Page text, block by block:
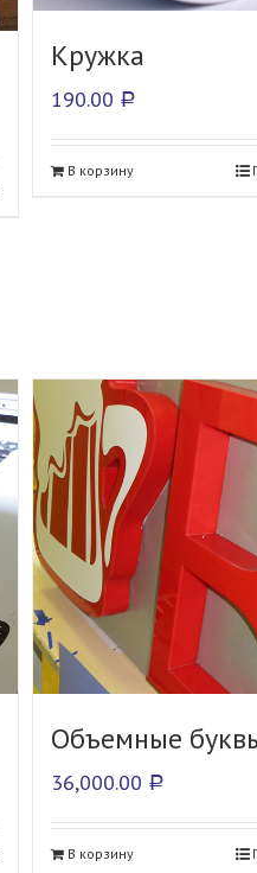
Кружка
190.00 Р
В корзину
Объемные
36,000.00 Р
В корзину